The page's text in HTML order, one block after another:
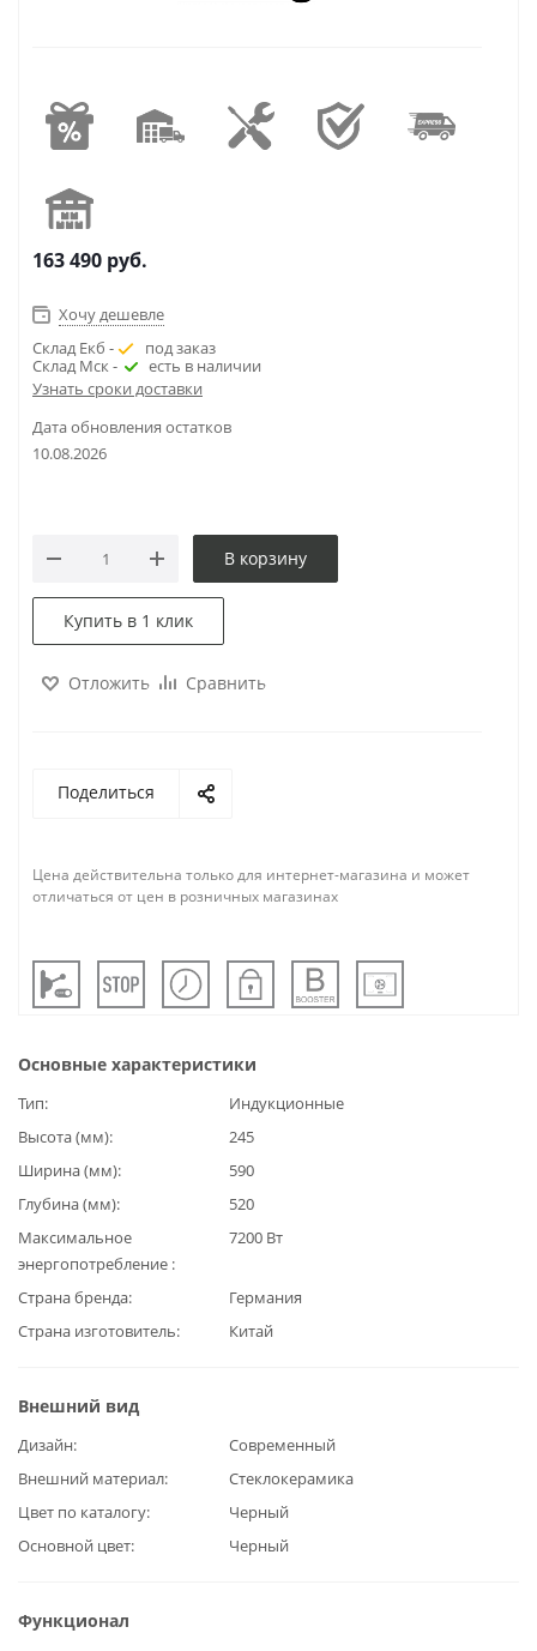
163 490 руб.
Хочу дешевле
Склад Екб -
под заказ
Склад Мск -
есть в наличии
Узнать сроки доставки
Дата обновления остатков
10.08.2026
В корзину
Купить в 1 клик
Отложить Сравнить
Поделиться
Цена действительна только для интернет-магазина и может
отличаться от цен в розничных магазинах
Основные характеристики
Тип
Индукционные
Высота (мм)
245
Ширина (мм)
590
Глубина (мм)
520
Максимальное
энергопотребление
7200 Вт
Страна бренда
Германия
Страна изготовитель
Китай
Внешний вид
Дизайн
Современный
Внешний материал
Стеклокерамика
Цвет по каталогу
Черный
Основной цвет
Черный
Функционал